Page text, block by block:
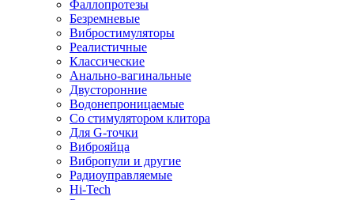
Фаллопротезы
Безремневые
Вибростимуляторы
Реалистичные
Классические
Анально-вагинальные
Двусторонние
Водонепроницаемые
Со стимулятором клитора
Для G-точки
Виброяйца
Вибропули и другие
Радиоуправляемые
Hi-Tech